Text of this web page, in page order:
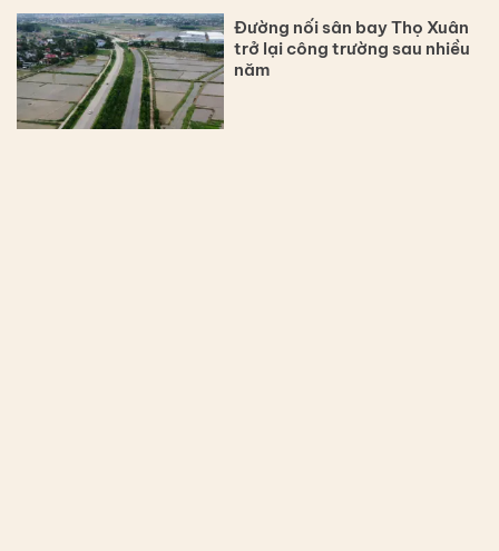
Đường nối sân bay Thọ Xuân
trở lại công trường sau nhiều
năm